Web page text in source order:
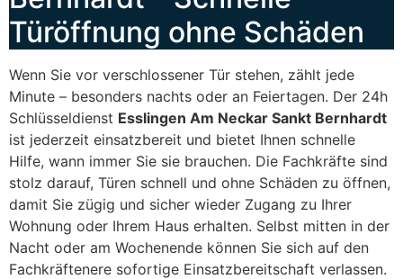
Türöffnung ohne Schäden
Wenn Sie vor verschlossener Tür stehen, zählt jede
Minute – besonders nachts oder an Feiertagen. Der 24h
Schlüsseldienst Esslingen Am Neckar Sankt Bernhardt
ist jederzeit einsatzbereit und bietet Ihnen schnelle
Hilfe, wann immer Sie sie brauchen. Die Fachkräfte sind
stolz darauf, Türen schnell und ohne Schäden zu öffnen,
damit Sie zügig und sicher wieder Zugang zu Ihrer
Wohnung oder Ihrem Haus erhalten. Selbst mitten in der
Nacht oder am Wochenende können Sie sich auf den
Fachkräftenere sofortige Einsatzbereitschaft verlassen.